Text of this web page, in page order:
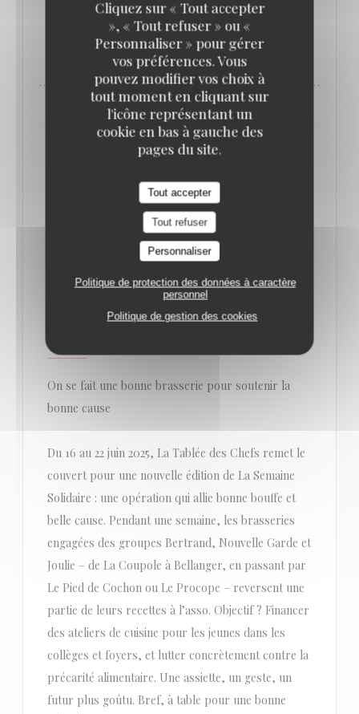
Cliquez sur « Tout accepter
», « Tout refuser » ou «
Personnaliser » pour gérer
vos préférences. Vous
pouvez modifier vos choix à
tout moment en cliquant sur
l'icône représentant un
cookie en bas à gauche des
pages du site.
Tout accepter
Tout refuser
Personnaliser
Politique de protection des données à caractère
personnel
Politique de gestion des cookies
LIRE L'ARTICLE((OUVRE UNE NOUVELLE
22 JUIN) // LE BONBON
On se fait une bonne brasserie pour soutenir la
bonne cause
Du 16 au 22 juin 2025, La Tablée des Chefs remet le
couvert pour une nouvelle édition de La Semaine
Solidaire : une opération qui allie bonne bouffe et
belle cause. Pendant une semaine, les brasseries
engagées des groupes Bertrand, Nouvelle Garde et
Joulie – de La Coupole à Bellanger, en passant par
Le Pied de Cochon ou Le Procope – reversent une
partie de leurs recettes à l’asso. Objectif ? Financer
des ateliers de cuisine pour les jeunes dans les
collèges et foyers, et lutter concrètement contre la
précarité alimentaire. Une assiette, un geste, un
futur plus goûtu. Bref, à table pour une bonne